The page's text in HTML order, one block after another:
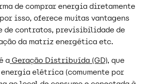
de comprar energia diretamente
isso, oferece muitas vantagens
de contratos, previsibilidade de
da matriz energética etc.
aGeração Distribuída (GD), que
elétrica (comumente por